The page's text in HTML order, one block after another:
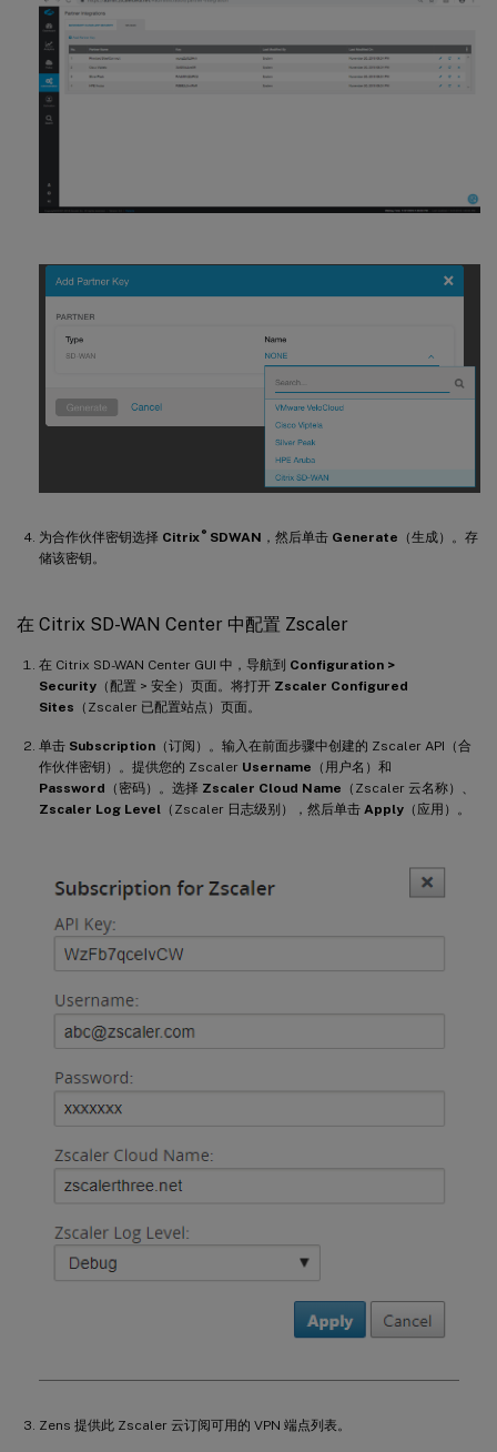
为合作伙伴密钥选择 Citrix ®SDWAN ，然后单击 Generate （生成）。存
储该密钥。
在 Citrix SD-WAN Center 中配置 Zscaler
在 Citrix SD-WAN Center GUI 中，导航到 Configuration >
Security （配置 > 安全）页面。将打开 Zscaler Configured
Sites （Zscaler 已配置站点）页面。
单击 Subscription （订阅）。输入在前面步骤中创建的 Zscaler API（合
作伙伴密钥）。提供您的 Zscaler Username （用户名）和
Password （密码）。选择 Zscaler Cloud Name （Zscaler 云名称）、
Zscaler Log Level （Zscaler 日志级别），然后单击 Apply （应用）。
Zens 提供此 Zscaler 云订阅可用的 VPN 端点列表。